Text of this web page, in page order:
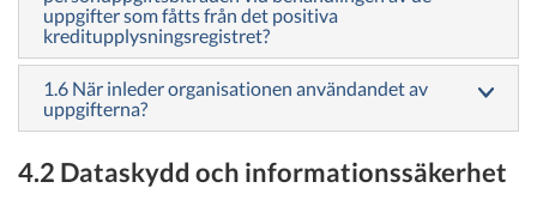
uppgifter som fåtts från det positiva
kreditupplysningsregistret?
1.6 När inleder organisationen användandet av
uppgifterna?
4.2 Dataskydd och informationssäkerhet